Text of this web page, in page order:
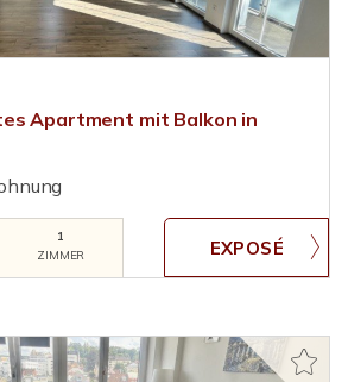
Apartment mit Balkon in
1
ZIMMER